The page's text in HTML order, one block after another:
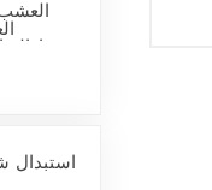
استبدال